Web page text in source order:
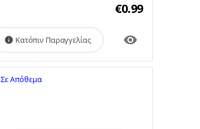
€0.99
Κατόπιν Παραγγελίας
 
Σε Απόθεμα